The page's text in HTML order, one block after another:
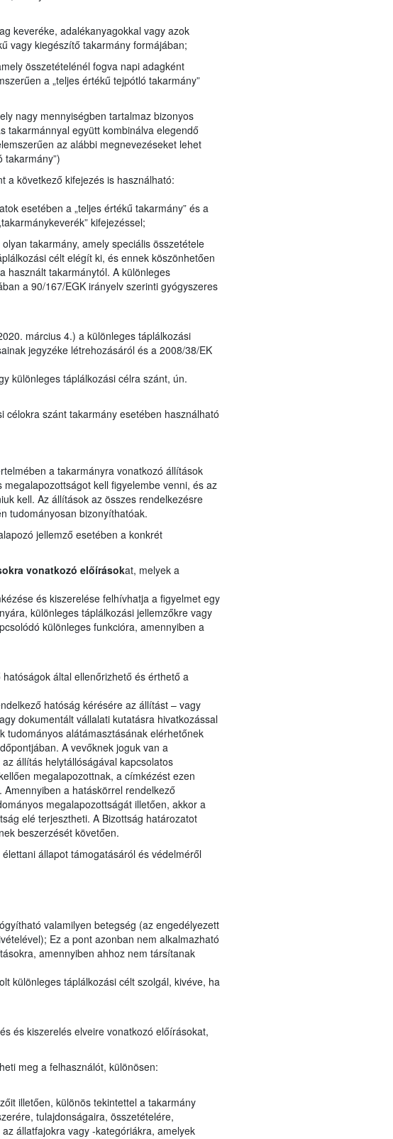
keveréke, adalékanyagokkal vagy azok
vagy kiegészítő takarmány formájában;
összetételénél fogva napi adagként
a „teljes értékű tejpótló takarmány”
nagy mennyiségben tartalmaz bizonyos
takarmánnyal együtt kombinálva elegendő
az alábbi megnevezéseket lehet
takarmány”)
a következő kifejezés is használható:
esetében a „teljes értékű takarmány” és a
kifejezéssel;
olyan takarmány, amely speciális összetétele
célt elégít ki, és ennek köszönhetően
használt takarmánytól. A különleges
a 90/167/EGK irányelv szerinti gyógyszeres
március 4.) a különleges táplálkozási
jegyzéke létrehozásáról és a 2008/38/EK
különleges táplálkozási célra szánt, ún.
szánt takarmány esetében használható
a takarmányra vonatkozó állítások
kell figyelembe venni, és az
kell. Az állítások az összes rendelkezésre
tudományosan bizonyíthatóak.
jellemző esetében a konkrét
vonatkozó előírásokat, melyek a
és kiszerelése felhívhatja a figyelmet egy
különleges táplálkozási jellemzőkre vagy
különleges funkcióra, amennyiben a
által ellenőrizhető és érthető a
hatóság kérésére az állítást – vagy
dokumentált vállalati kutatásra hivatkozással
tudományos alátámasztásának elérhetőnek
A vevőknek joguk van a
állítás helytállóságával kapcsolatos
megalapozottnak, a címkézést ezen
a hatáskörrel rendelkező
megalapozottságát illetően, akkor a
elé terjesztheti. A Bizottság határozatot
beszerzését követően.
állapot támogatásáról és védelméről
valamilyen betegség (az engedélyezett
Ez a pont azonban nem alkalmazható
amennyiben ahhoz nem társítanak
különleges táplálkozási célt szolgál, kivéve, ha
és kiszerelés elveire vonatkozó előírásokat,
meg a felhasználót, különösen:
illetően, különös tekintettel a takarmány
tulajdonságaira, összetételére,
állatfajokra vagy -kategóriákra, amelyek